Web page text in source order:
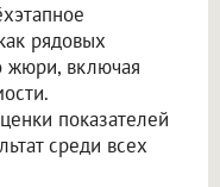
рядовых
жюри, включая
показателей
среди всех